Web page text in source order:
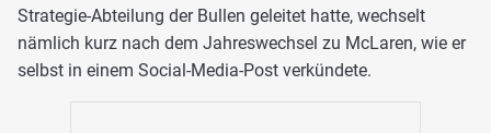
Strategie-Abteilung der Bullen geleitet hatte, wechselt
nämlich kurz nach dem Jahreswechsel zu McLaren, wie er
selbst in einem Social-Media-Post verkündete.